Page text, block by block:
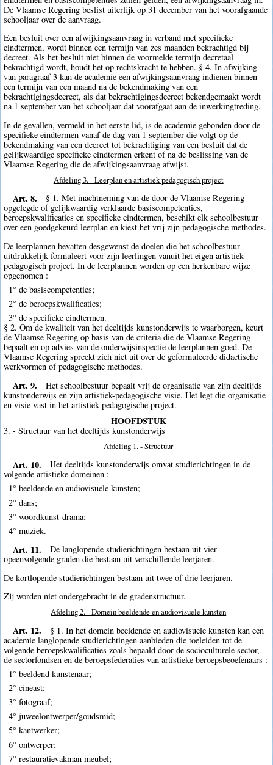
De Vlaamse Regering beslist uiterlijk op 31 december van het voorafgaande
schooljaar over de aanvraag.
Een besluit over een afwijkingsaanvraag in verband met specifieke
eindtermen, wordt binnen een termijn van zes maanden bekrachtigd bij
decreet. Als het besluit niet binnen de voormelde termijn decretaal
bekrachtigd wordt, houdt het op rechtskracht te hebben. § 4. In afwijking
van paragraaf 3 kan de academie een afwijkingsaanvraag indienen binnen
een termijn van een maand na de bekendmaking van een
bekrachtigingsdecreet, als dat bekrachtigingsdecreet bekendgemaakt wordt
na 1 september van het schooljaar dat voorafgaat aan de inwerkingtreding.
In de gevallen, vermeld in het eerste lid, is de academie gebonden door de
specifieke eindtermen vanaf de dag van 1 september die volgt op de
bekendmaking van een decreet tot bekrachtiging van een besluit dat de
gelijkwaardige specifieke eindtermen erkent of na de beslissing van de
Vlaamse Regering die de afwijkingsaanvraag afwijst.
Afdeling 3. - Leerplan en artistiek-pedagogisch project
Art. 8.
§ 1. Met inachtneming van de door de Vlaamse Regering
opgelegde of gelijkwaardig verklaarde basiscompetenties,
beroepskwalificaties en specifieke eindtermen, beschikt elk schoolbestuur
over een goedgekeurd leerplan en kiest het vrij zijn pedagogische methodes.
De leerplannen bevatten desgewenst de doelen die het schoolbestuur
uitdrukkelijk formuleert voor zijn leerlingen vanuit het eigen artistiek-
pedagogisch project. In de leerplannen worden op een herkenbare wijze
opgenomen :
1° de basiscompetenties;
2° de beroepskwalificaties;
3° de specifieke eindtermen.
§ 2. Om de kwaliteit van het deeltijds kunstonderwijs te waarborgen, keurt
de Vlaamse Regering op basis van de criteria die de Vlaamse Regering
bepaalt en op advies van de onderwijsinspectie de leerplannen goed. De
Vlaamse Regering spreekt zich niet uit over de geformuleerde didactische
werkvormen of pedagogische methodes.
Art. 9.
Het schoolbestuur bepaalt vrij de organisatie van zijn deeltijds
kunstonderwijs en zijn artistiek-pedagogische visie. Het legt die organisatie
en visie vast in het artistiek-pedagogische project.
HOOFDSTUK
3. - Structuur van het deeltijds kunstonderwijs
Afdeling 1. - Structuur
Art. 10.
Het deeltijds kunstonderwijs omvat studierichtingen in de
volgende artistieke domeinen :
1° beeldende en audiovisuele kunsten;
2° dans;
3° woordkunst-drama;
4° muziek.
Art. 11.
De langlopende studierichtingen bestaan uit vier
opeenvolgende graden die bestaan uit verschillende leerjaren.
De kortlopende studierichtingen bestaan uit twee of drie leerjaren.
Zij worden niet ondergebracht in de gradenstructuur.
Afdeling 2. - Domein beeldende en audiovisuele kunsten
Art. 12.
§ 1. In het domein beeldende en audiovisuele kunsten kan een
academie langlopende studierichtingen aanbieden die toeleiden tot de
volgende beroepskwalificaties zoals bepaald door de socioculturele sector,
de sectorfondsen en de beroepsfederaties van artistieke beroepsbeoefenaars :
1° beeldend kunstenaar;
2° cineast;
3° fotograaf;
4° juweelontwerper/goudsmid;
5° kantwerker;
6° ontwerper;
7° restauratievakman meubel;